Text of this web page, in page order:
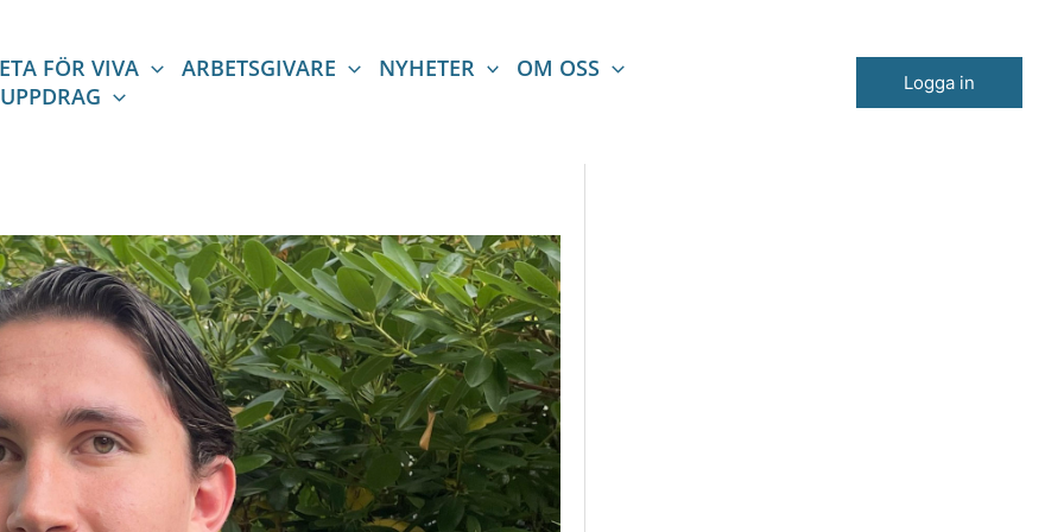
FÖR VIVA ARBETSGIVARE NYHETER
OM OSS
Logga in